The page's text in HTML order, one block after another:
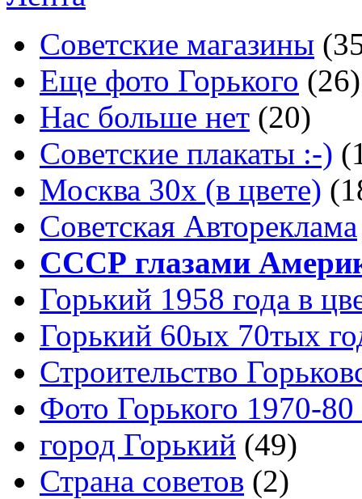
Советские магазины
Еще фото Горького (26)
Нас больше нет (20)
Советские плакаты :-)
Москва 30x (в цвете)
Советская Автореклама
СССР глазами
Горький 1958 года в
Горький 60ых 70тых
Строительство
Фото Горького 1970-80
город Горький (49)
Страна советов (2)